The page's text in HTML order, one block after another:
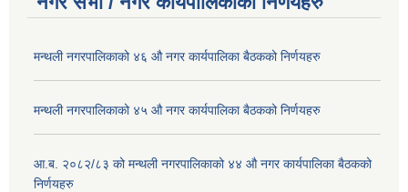
मन्थली नगरपालिकाको ४६ औ नगर कार्यपालिका बैठकको निर्णयहरु
मन्थली नगरपालिकाको ४५ औ नगर कार्यपालिका बैठकको निर्णयहरु
आ.ब. २०८२/८३ को मन्थली नगरपालिकाको ४४ औ नगर कार्यपालिका बैठकको
निर्णयहरु